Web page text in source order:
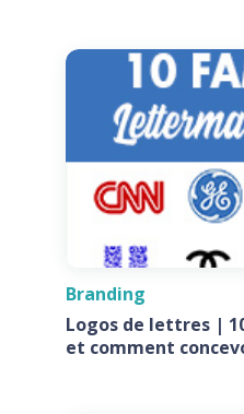
Branding
Logos de lettres |
et comment